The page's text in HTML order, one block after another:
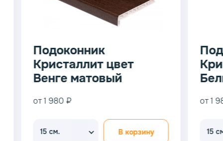
Подоконник
Кристаллит цвет
Венге матовый
от 1 980 ₽
15 см. В корзину
от 1 980
15 см.